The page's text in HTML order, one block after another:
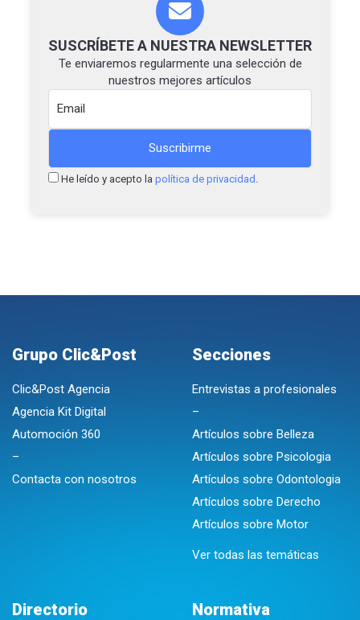
SUSCRÍBETE A NUESTRA NEWSLETTER
Te enviaremos regularmente una selección de
nuestros mejores artículos
He leído y acepto la política de privacidad
Grupo Clic&Post
Clic&Post Agencia
Agencia Kit Digital
Automoción 360
–
Contacta con nosotros
Secciones
Entrevistas a profesionales
–
Artículos sobre Belleza
Artículos sobre Psicologia
Artículos sobre Odontologia
Artículos sobre Derecho
Artículos sobre Motor
Ver todas las temáticas
Directorio Normativa